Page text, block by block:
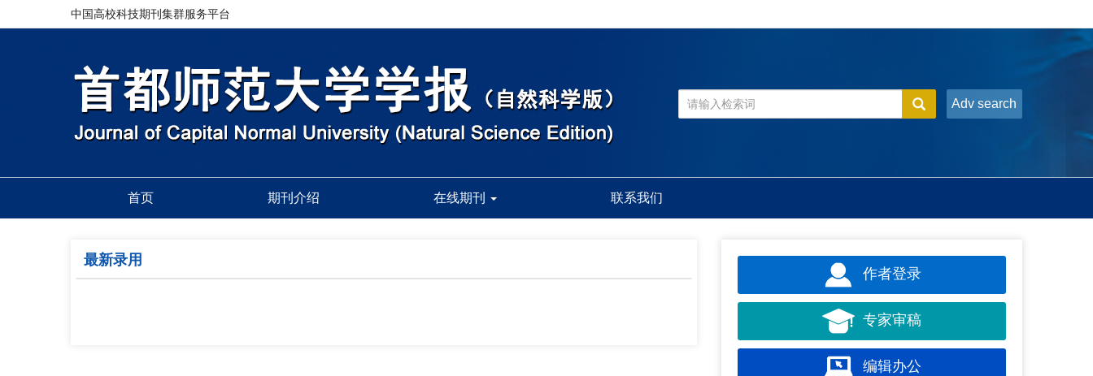
中国高校科技期刊集群服务平台
Adv search
首页 期刊介绍 在线期刊 联系我们
最新录用
作者登录
专家审稿
编辑办公